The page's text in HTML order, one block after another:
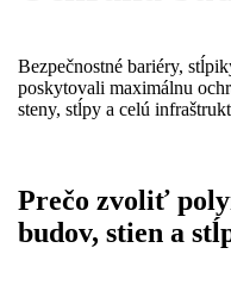
Bezpečnostné bariéry,
poskytovali maximálnu
steny, stĺpy a celú
Prečo zvoliť
budov, stien a